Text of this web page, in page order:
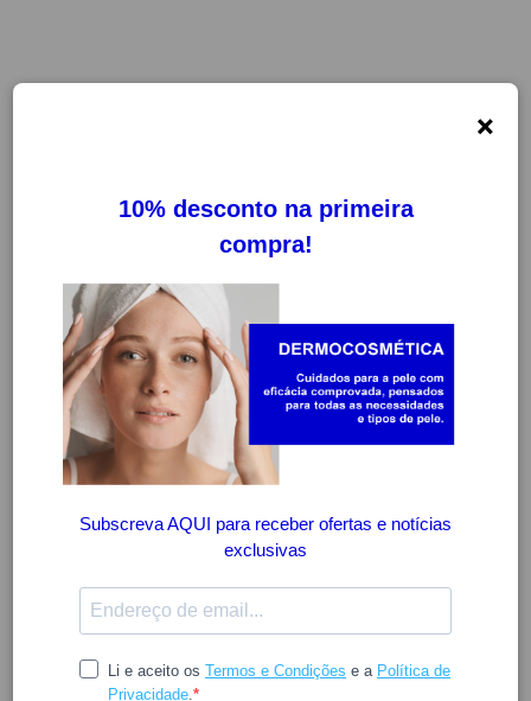
Poucas Unidades
×